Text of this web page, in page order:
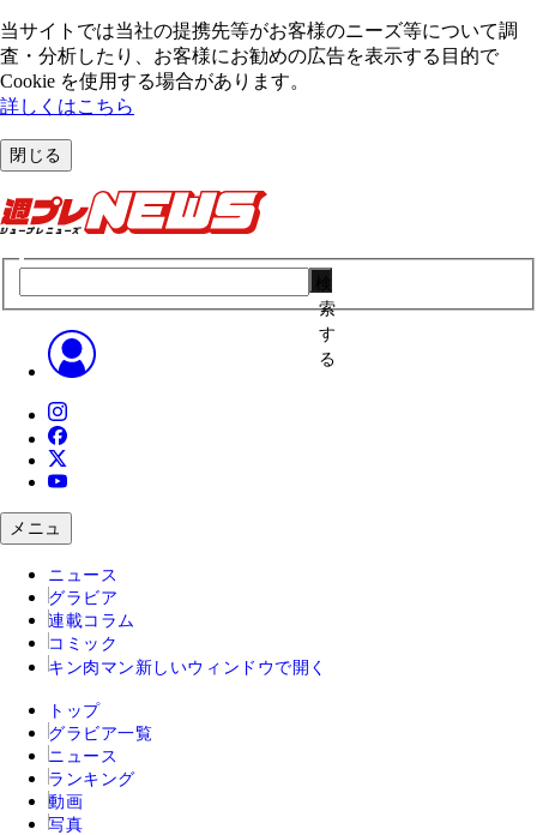
当サイトでは当社の提携先等がお客様のニーズ等について調
査・分析したり、お客様にお勧めの広告を表⽰する⽬的で
Cookie を使⽤する場合があります。
詳しくはこちら
閉じる
索
す
る
メニュ
ニュース
グラビア
連載コラム
コミック
キン肉マン 新しいウィンドウで開く
トップ
グラビア一覧
ニュース
ランキング
動画
写真